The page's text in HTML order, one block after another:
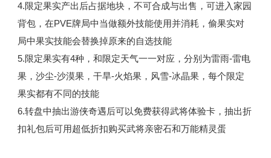
4.限定果实产出后占据地块，不可合成与出售，可进入家园
背包，在PVE牌局中当做额外技能使用并消耗，偷果实对
局中果实技能会替换掉原来的自选技能
5.限定果实有4种，和限定天气一一对应，分别为雷雨-雷电
果，沙尘-沙漠果，干旱-火焰果，风雪-冰晶果，每个限定
果实都有不同的技能
6.转盘中抽出游侠奇遇后可以免费获得武将体验卡，抽出折
扣礼包后可用超低折扣购买武将亲密石和万能精灵蛋